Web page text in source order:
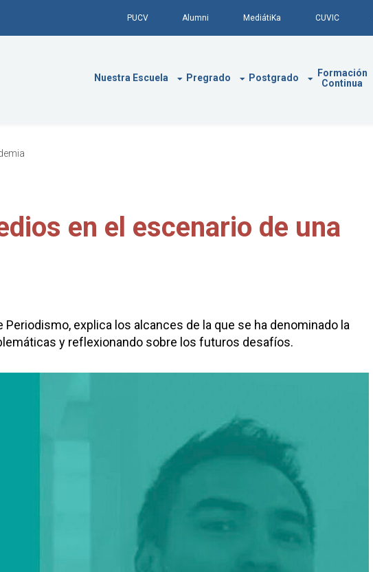
PUCV Alumni MediátiKa CUVIC
Nuestra Escuela Pregrado Postgrado
Formación
Continua
en el escenario de una
explica los alcances de la que se ha denominado la
y reflexionando sobre los futuros desafíos.